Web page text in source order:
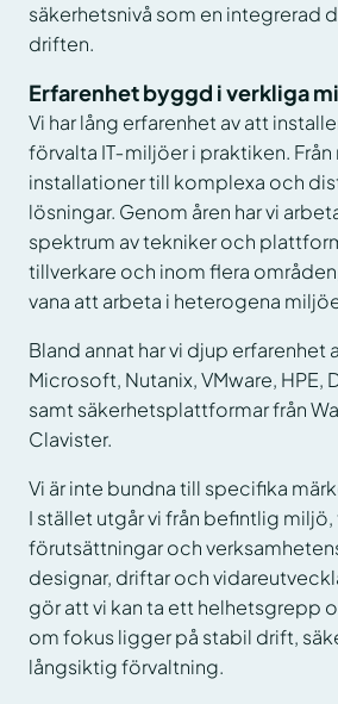
säkerhetsnivå som en integrerad
driften.
Erfarenhet byggd i verkliga
Vi har lång erfarenhet av att
förvalta IT‑miljöer i praktiken.
installationer till komplexa och
lösningar. Genom åren har vi
spektrum av tekniker och
tillverkare och inom flera
vana att arbeta i heterogena
Bland annat har vi djup erfarenhet
Microsoft, Nutanix, VMware, HPE,
samt säkerhetsplattformar från
Clavister.
Vi är inte bundna till specifika
I stället utgår vi från befintlig
förutsättningar och
designar, driftar och
gör att vi kan ta ett helhetsgrepp
om fokus ligger på stabil drift,
långsiktig förvaltning.